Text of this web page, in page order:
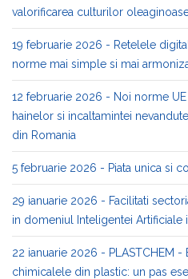
valorificarea culturilor oleaginoase
19 februarie 2026 - Retelele
norme mai simple si mai
12 februarie 2026 - Noi norme
hainelor si incaltamintei
din Romania
5 februarie 2026 - Piata unica si
29 ianuarie 2026 - Facilitati
in domeniul Inteligentei Artificiale
22 ianuarie 2026 - PLASTCHEM
chimicalele din plastic: un pas